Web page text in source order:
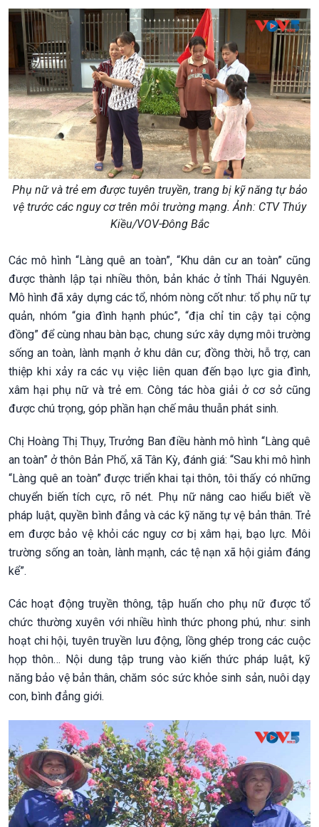
Phụ nữ và trẻ em được tuyên truyền, trang bị kỹ năng tự bảo
vệ trước các nguy cơ trên môi trường mạng. Ảnh: CTV Thúy
Kiều/VOV-Đông Bắc
Các mô hình “Làng quê an toàn”, “Khu dân cư an toàn” cũng
được thành lập tại nhiều thôn, bản khác ở tỉnh Thái Nguyên.
Mô hình đã xây dựng các tổ, nhóm nòng cốt như: tổ phụ nữ tự
quản, nhóm “gia đình hạnh phúc”, “địa chỉ tin cậy tại cộng
đồng” để cùng nhau bàn bạc, chung sức xây dựng môi trường
sống an toàn, lành mạnh ở khu dân cư; đồng thời, hỗ trợ, can
thiệp khi xảy ra các vụ việc liên quan đến bạo lực gia đình,
xâm hại phụ nữ và trẻ em. Công tác hòa giải ở cơ sở cũng
được chú trọng, góp phần hạn chế mâu thuẫn phát sinh.
Chị Hoàng Thị Thụy, Trưởng Ban điều hành mô hình “Làng quê
an toàn” ở thôn Bản Phố, xã Tân Kỳ, đánh giá: “Sau khi mô hình
“Làng quê an toàn” được triển khai tại thôn, tôi thấy có những
chuyển biến tích cực, rõ nét. Phụ nữ nâng cao hiểu biết về
pháp luật, quyền bình đẳng và các kỹ năng tự vệ bản thân. Trẻ
em được bảo vệ khỏi các nguy cơ bị xâm hại, bạo lực. Môi
trường sống an toàn, lành mạnh, các tệ nạn xã hội giảm đáng
kể”.
Các hoạt động truyền thông, tập huấn cho phụ nữ được tổ
chức thường xuyên với nhiều hình thức phong phú, như: sinh
hoạt chi hội, tuyên truyền lưu động, lồng ghép trong các cuộc
họp thôn… Nội dung tập trung vào kiến thức pháp luật, kỹ
năng bảo vệ bản thân, chăm sóc sức khỏe sinh sản, nuôi dạy
con, bình đẳng giới.